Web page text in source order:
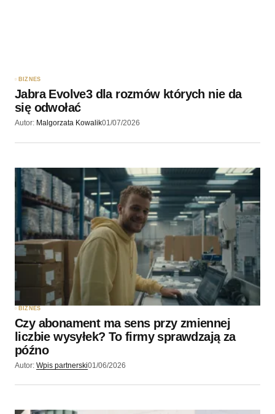
BIZNES
Jabra Evolve3 dla rozmów których nie da
się odwołać
Autor: Malgorzata Kowalik01/07/2026
BIZNES
Czy abonament ma sens przy zmiennej
liczbie wysyłek? To firmy sprawdzają za
późno
Autor: Wpis partnerski01/06/2026